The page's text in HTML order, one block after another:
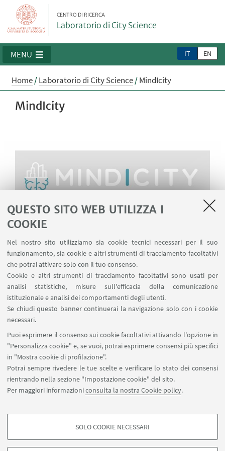
QUESTO SITO WEB UTILIZZA I
COOKIE
Nel nostro sito utilizziamo sia cookie tecnici necessari per il suo
funzionamento, sia cookie e altri strumenti di tracciamento facoltativi
che potrai attivare solo con il tuo consenso.
Cookie e altri strumenti di tracciamento facoltativi sono usati per
analisi statistiche, misure sull'efficacia della comunicazione
istituzionale e analisi dei comportamenti degli utenti.
Se chiudi questo banner continuerai la navigazione solo con i cookie
necessari.
Puoi esprimere il consenso sui cookie facoltativi attivando l'opzione in
"Personalizza cookie" e, se vuoi, potrai esprimere consensi più specifici
in "Mostra cookie di profilazione".
Potrai sempre rivedere le tue scelte e verificare lo stato dei consensi
rientrando nella sezione "Impostazione cookie" del sito.
Per maggiori informazioniconsulta la nostra Cookie policy.
COOKIE DI PROFILAZIONE - FACOLTATIVI
SOLO COOKIE NECESSARI
CENTRO DI RICERCA
Laboratorio di City Science
IT EN
MENU
Home/Laboratorio di City Science/MindIcity
MindIcity
MindIcity
IN EVIDENZA
Il Gruppo MindIcity
Dipartimento di Fisica, Via Irnerio 46 - 40126 Bologna
+39 051 2091095
armando.bazzani@unibo.it
Seguici su: